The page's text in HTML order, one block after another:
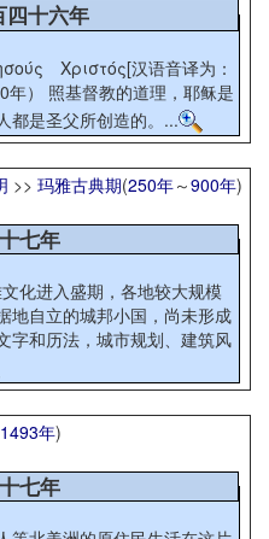
十六年
Χριστός[汉语音译为：
） 照基督教的道理，耶稣是
都是圣父所创造的。...
>> 玛雅古典期(250年～900年)
七年
化进入盛期，各地较大规模
地自立的城邦小国，尚未形成
字和历法，城市规划、建筑风
1493年)
七年